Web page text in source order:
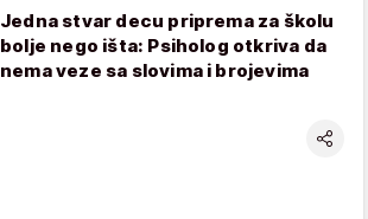
Jedna stvar decu priprema za školu
bolje nego išta: Psiholog otkriva da
nema veze sa slovima i brojevima